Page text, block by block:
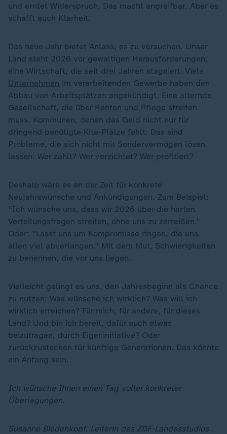
und erntet Widerspruch. Das macht angreifbar. Aber es
schafft auch Klarheit.
Das neue Jahr bietet Anlass, es zu versuchen. Unser
Land steht 2026 vor gewaltigen Herausforderungen:
eine Wirtschaft, die seit drei Jahren stagniert. Viele
Unternehmen im verarbeitenden Gewerbe haben den
Abbau von Arbeitsplätzen angekündigt. Eine alternde
Gesellschaft, die über Renten und Pflege streiten
muss. Kommunen, denen das Geld nicht nur für
dringend benötigte Kita-Plätze fehlt. Das sind
Probleme, die sich nicht mit Sondervermögen lösen
lassen. Wer zahlt? Wer verzichtet? Wer profitiert?
Deshalb wäre es an der Zeit für konkrete
Neujahrswünsche und Ankündigungen. Zum Beispiel:
"Ich wünsche uns, dass wir 2026 über die harten
Verteilungsfragen streiten, ohne uns zu zerreißen."
Oder: "Lasst uns um Kompromisse ringen, die uns
allen viel abverlangen." Mit dem Mut, Schwierigkeiten
zu benennen, die vor uns liegen.
Vielleicht gelingt es uns, den Jahresbeginn als Chance
zu nutzen: Was wünsche ich wirklich? Was will ich
wirklich erreichen? Für mich, für andere, für dieses
Land? Und bin ich bereit, dafür auch etwas
beizutragen, durch Eigeninitiative? Oder
zurückzustecken für künftige Generationen. Das könnte
ein Anfang sein.
Ich wünsche Ihnen einen Tag voller konkreter
Überlegungen.
Susanne Biedenkopf, Leiterin des ZDF-Landesstudios